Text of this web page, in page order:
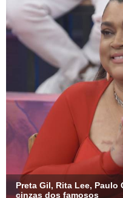
Preta Gil, Rita Lee,
cinzas dos famosos